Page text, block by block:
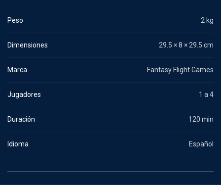
Peso 2 kg
Dimensiones 29.5 × 8 × 29.5 cm
Marca Fantasy Flight Games
Jugadores 1 a 4
Duración 120 min
Idioma Español